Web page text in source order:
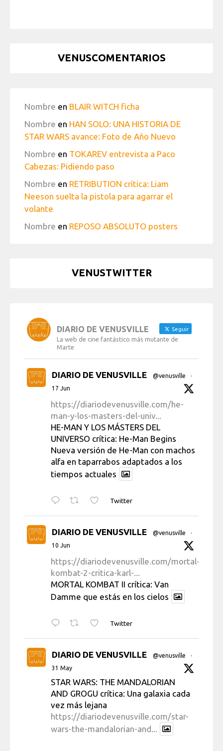
VENUSCOMENTARIOS
Nombre en BLAIR WITCH ficha
Nombre en HAN SOLO: UNA HISTORIA DE
STAR WARS avance: Foto de Año Nuevo
Nombre en TOKAREV entrevista a Paco
Cabezas: Pidiendo paso
Nombre en RETRIBUTION crítica: Liam
Neeson suelta la pistola para agarrar el
volante
Nombre en REPOSO ABSOLUTO posters
VENUSTWITTER
DIARIO DE VENUSVILLE Seguir
La web de cine fantástico más mutante de
Marte
DIARIO DE VENUSVILLE @venusville
·
17 Jun
https://diariodevenusville.com/he-
man-y-los-masters-del-univ...
HE-MAN Y LOS MÁSTERS DEL
UNIVERSO crítica: He-Man Begins
Nueva versión de He-Man con machos
alfa en taparrabos adaptados a los
tiempos actuales
Twitter
DIARIO DE VENUSVILLE @venusville
·
10 Jun
https://diariodevenusville.com/mortal-
kombat-2-critica-karl-...
MORTAL KOMBAT II crítica: Van
Damme que estás en los cielos
Twitter
DIARIO DE VENUSVILLE @venusville
·
31 May
STAR WARS: THE MANDALORIAN
AND GROGU crítica: Una galaxia cada
vez más lejana
https://diariodevenusville.com/star-
wars-the-mandalorian-and...